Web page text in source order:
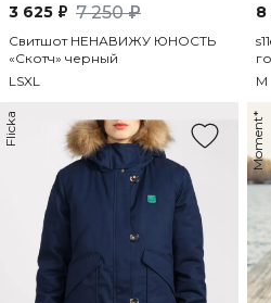
3 625 ₽ 7 250 ₽
Свитшот НЕНАВИЖУ ЮНОСТЬ
«Скотч» черный
LSXL
8
M
Flicka Moment*